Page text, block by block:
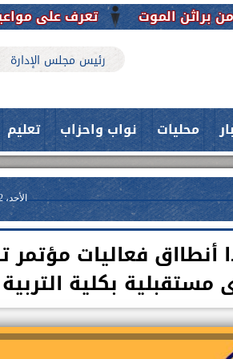
تعرف على مواعيد وضوابط
رئيس مجلس الإدارة
محليات نواب واحزاب تعليم
الأحد، 22 أكتوبر 2023
فعاليات مؤتمر
بكلية
العلاج
حدث بمستشفيات جامعة اسيوط....
فريق طبي بقسم الأنف والأذن